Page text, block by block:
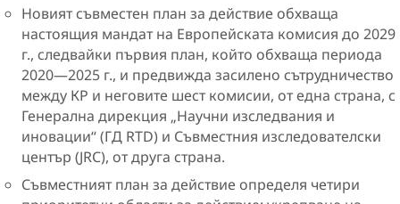
Новият съвместен план за действие обхваща
настоящия мандат на Европейската комисия до 2029
г., следвайки първия план, който обхваща периода
2020—2025 г., и предвижда засилено сътрудничество
между КР и неговите шест комисии, от една страна, с
Генерална дирекция „Научни изследвания и
иновации“ (ГД RTD) и Съвместния изследователски
център (JRC), от друга страна.
Съвместният план за действие определя четири